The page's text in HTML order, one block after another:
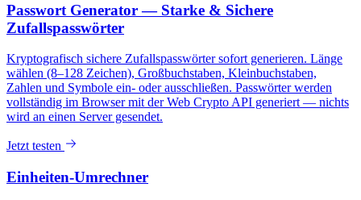
Passwort Generator — Starke & Sichere
Zufallspasswörter
Kryptografisch sichere Zufallspasswörter sofort generieren. Länge
wählen (8–128 Zeichen), Großbuchstaben, Kleinbuchstaben,
Zahlen und Symbole ein- oder ausschließen. Passwörter werden
vollständig im Browser mit der Web Crypto API generiert — nichts
wird an einen Server gesendet.
Jetzt testen
Einheiten-Umrechner